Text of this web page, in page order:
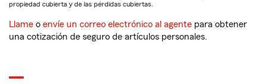
propiedad cubierta y de las pérdidas cubiertas.
Llame o envíe un correo electrónico al agente para obtener
una cotización de seguro de artículos personales.